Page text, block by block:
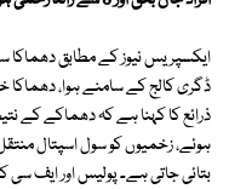
ایکسپریس نیوز کے مطابق دھماکا
ڈگری کالج کے سامنے ہوا، دھماکا
ہوئے، زخمیوں کو سول اسپتال
بتائی جاتی ہے۔ پولیس اور ایف